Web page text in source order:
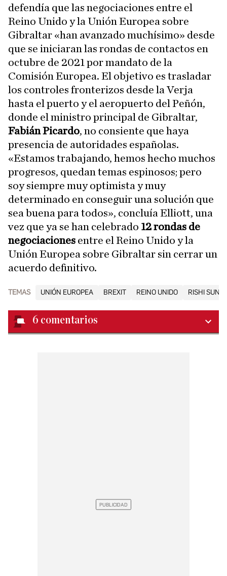
defendía que las negociaciones entre el
Reino Unido y la Unión Europea sobre
Gibraltar «han avanzado muchísimo» desde
que se iniciaran las rondas de contactos en
octubre de 2021 por mandato de la
Comisión Europea. El objetivo es trasladar
los controles fronterizos desde la Verja
hasta el puerto y el aeropuerto del Peñón,
donde el ministro principal de Gibraltar,
Fabián Picardo, no consiente que haya
presencia de autoridades españolas.
«Estamos trabajando, hemos hecho muchos
progresos, quedan temas espinosos; pero
soy siempre muy optimista y muy
determinado en conseguir una solución que
sea buena para todos», concluía Elliott, una
vez que ya se han celebrado 12 rondas de
negociaciones entre el Reino Unido y la
Unión Europea sobre Gibraltar sin cerrar un
acuerdo definitivo.
TEMAS UNIÓN EUROPEA BREXIT REINO UNIDO RISHI
6 comentarios